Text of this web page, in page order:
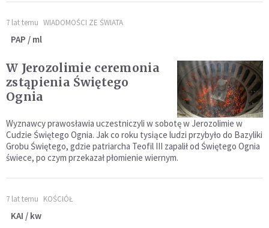
7 lat temu WIADOMOŚCI ZE ŚWIATA
PAP / ml
W Jerozolimie ceremonia
zstąpienia Świętego
Ognia
Wyznawcy prawosławia uczestniczyli w sobotę w Jerozolimie w
Cudzie Świętego Ognia. Jak co roku tysiące ludzi przybyło do Bazyliki
Grobu Świętego, gdzie patriarcha Teofil III zapalił od Świętego Ognia
świece, po czym przekazał płomienie wiernym.
7 lat temu KOŚCIÓŁ
KAI / kw